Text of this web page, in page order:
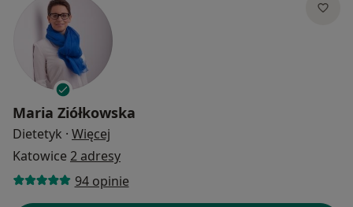
Maria Ziółkowska
Dietetyk · Więcej
Katowice 2 adresy
94 opinie